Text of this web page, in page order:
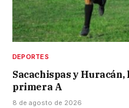
DEPORTES
Sacachispas y
primera A
8 de agosto de 2026